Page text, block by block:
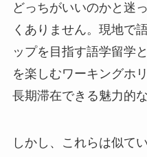
どっちがいいのかと迷
くありません。現地で
ップを目指す語学留学
を楽しむワーキングホ
長期滞在できる魅力的
しかし、これらは似て